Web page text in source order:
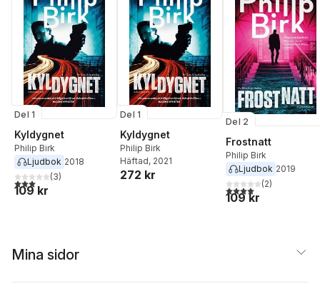
Del 1
Kyldygnet
Philip Birk
Ljudbok 2018
3,0utav 5 stjärnor. Totalt antal röster:
(3)
109 kr
Del 1
Kyldygnet
Philip Birk
Häftad, 2021
272 kr
Del 2
Frostnatt
Philip Birk
Ljudbok 2019
4,0utav 5 stjärnor.
(2)
109 kr
Mina sidor